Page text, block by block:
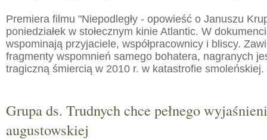
Premiera filmu "Niepodległy - opowieść o Januszu
poniedziałek w stołecznym kinie Atlantic. W
wspominają przyjaciele, współpracownicy i bliscy.
fragmenty wspomnień samego bohatera, nagranych
tragiczną śmiercią w 2010 r. w katastrofie smoleńskiej.
Grupa ds. Trudnych chce pełnego
augustowskiej